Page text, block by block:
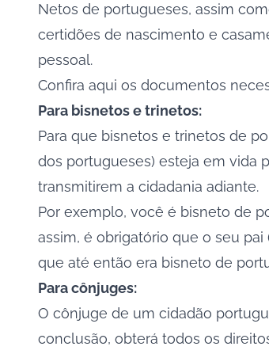
Netos de portugueses, assim
certidões de nascimento e
pessoal.
Confira aqui os documentos
Para bisnetos e trinetos:
Para que bisnetos e trinetos de
dos portugueses) esteja em vida
transmitirem a cidadania adiante.
Por exemplo, você é bisneto de
assim, é obrigatório que o seu
que até então era bisneto de
Para cônjuges:
O cônjuge de um cidadão
conclusão, obterá todos os